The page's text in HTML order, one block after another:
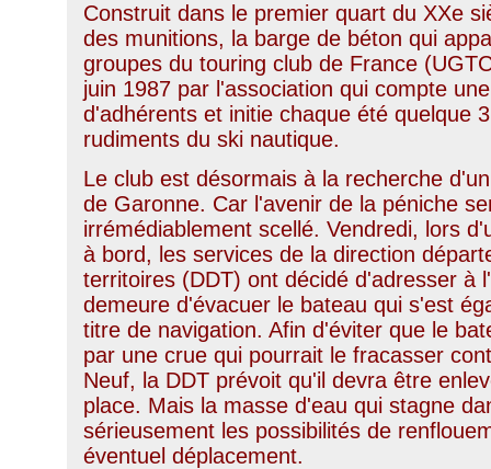
Construit dans le premier quart du XXe
des munitions, la barge de béton qui
groupes du touring club de France
juin 1987 par l'association qui compte
d'adhérents et initie chaque été quelque
rudiments du ski nautique.
Le club est désormais à la recherche
de Garonne. Car l'avenir de la péniche
irrémédiablement scellé. Vendredi, lors
à bord, les services de la direction
territoires (DDT) ont décidé d'adresser à
demeure d'évacuer le bateau qui s'est
titre de navigation. Afin d'éviter que le
par une crue qui pourrait le fracasser
Neuf, la DDT prévoit qu'il devra être
place. Mais la masse d'eau qui stagne
sérieusement les possibilités de
éventuel déplacement.